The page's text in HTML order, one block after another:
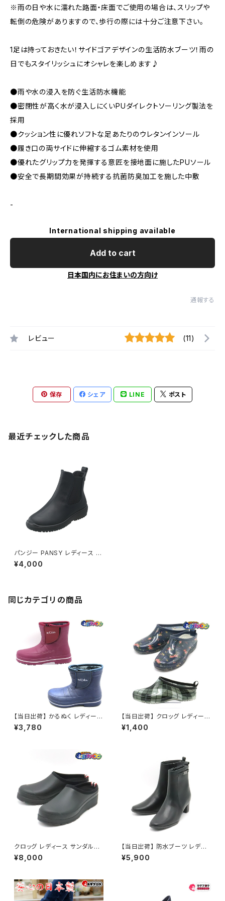
※雨の日や水に濡れた路面・床面でご使用の場合は、スリップや
転倒の危険がありますので、歩行の際には十分ご注意下さい。
1足は持っておきたい！サイドゴアデザインの生活防水ブーツ！雨の
日でもスタイリッシュにオシャレを楽しめます♪
●雨や水の浸入を防ぐ生活防水機能
●密閉性が高く水が浸入しにくいPUダイレクトソーリング製法を
採用
●クッション性に優れソフトな足あたりのウレタンインソール
●履き口の両サイドに伸縮するゴム素材を使用
●優れたグリップ力を発揮する意匠を接地面に施したPUソール
●安全で長期間効果が持続する抗菌防臭加工を施した中敷
-
International shipping available
Add to cart
日本国内にお住まいの方向け
通報する
レビュー (11)
保存 シェア LINE ポスト
最近チェックした商品
パンジー PANSY レディース 生
活防水シューズ 4810
¥4,000
同じカテゴリの商品
【当日出荷】 かるぬく レディース
ブーツ ネイビー N3503 レイン
ブーツ ショート レインシューズ
¥3,780
【当日出荷】 クロッグ レディース
サンダル 4764 防水 おすすめ
¥1,400
クロッグ レディース サンダルハ
ンター オリジナル プレイ 防水
おすすめ
¥8,000
【当日出荷】 防水ブーツ レディ
ース duomo siena du2301
防水ブーツブーツ丈 ショート カ
¥5,900